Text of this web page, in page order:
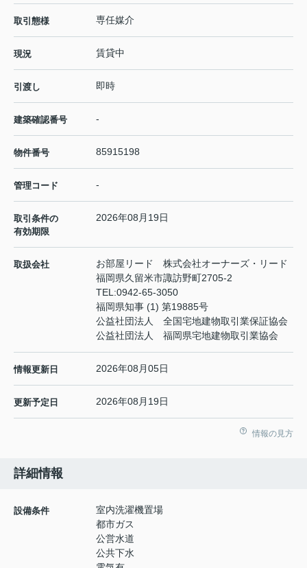
取引態様 専任媒介
現況 賃貸中
引渡し 即時
建築確認番号 -
物件番号 85915198
管理コード -
取引条件の
有効期限
2026年08月19日
取扱会社
お部屋リード 株式会社オーナーズ・リード
福岡県久留米市諏訪野町2705-2
TEL:0942-65-3050
福岡県知事 (1) 第19885号
公益社団法人 全国宅地建物取引業保証協会
公益社団法人 福岡県宅地建物取引業協会
情報更新日 2026年08月05日
更新予定日 2026年08月19日
情報の見方
詳細情報
設備条件
室内洗濯機置場
都市ガス
公営水道
公共下水